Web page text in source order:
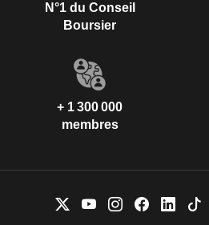
N°1 du Conseil
Boursier
+ 1 300 000
membres